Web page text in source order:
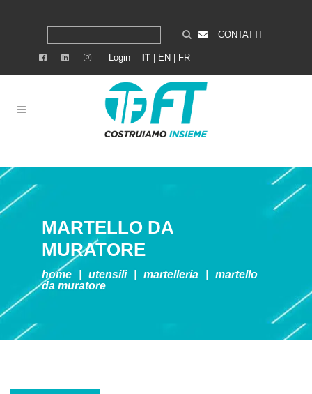
CONTATTI
Login IT EN FR
MARTELLO DA
MURATORE
home utensili martelleria
martello
da muratore